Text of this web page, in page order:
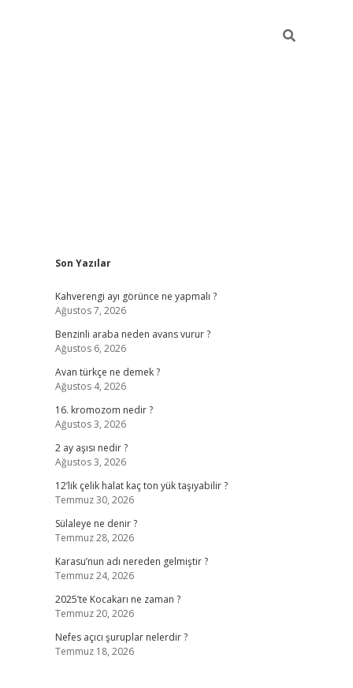
Sidebar
Son Yazılar
Kahverengi ayı görünce ne yapmalı ?
Ağustos 7, 2026
Benzinli araba neden avans vurur ?
Ağustos 6, 2026
Avan türkçe ne demek ?
Ağustos 4, 2026
16. kromozom nedir ?
Ağustos 3, 2026
2 ay aşısı nedir ?
Ağustos 3, 2026
12’lik çelik halat kaç ton yük taşıyabilir ?
Temmuz 30, 2026
Sülaleye ne denir ?
Temmuz 28, 2026
Karasu’nun adı nereden gelmiştir ?
Temmuz 24, 2026
2025’te Kocakarı ne zaman ?
Temmuz 20, 2026
Nefes açıcı şuruplar nelerdir ?
Temmuz 18, 2026